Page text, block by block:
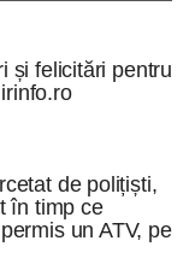
și felicitări pentru
de polițiști,
în timp ce
un ATV, pe